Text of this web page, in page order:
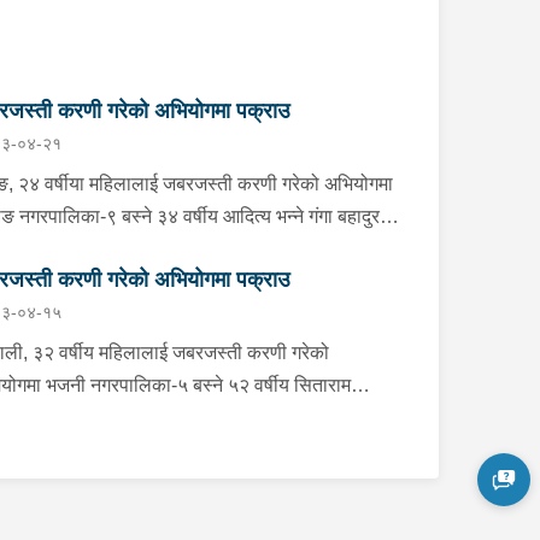
करणी गरेको अभियोगमा पक्राउ
०४-२१
२४ वर्षीया महिलालाई जबरजस्ती करणी गरेको अभियोगमा
नगरपालिका-९ बस्ने ३४ वर्षीय आदित्य भन्ने गंगा बहादुर
जबरजस्ती करणी गरेको भन्ने उजुरीको आधारमा
प्रहरी कार्यालय लेटाङबाट खटिएको प्रहरीले उनलाई
गरेको हो । यस सम्बन्धमा प्रहरीले आवश्यक अनुसन्धान
छ ।
करणी गरेको अभियोगमा पक्राउ
०४-१५
३२ वर्षीय महिलालाई जबरजस्ती करणी गरेको
भजनी नगरपालिका-५ बस्ने ५२ वर्षीय सिताराम